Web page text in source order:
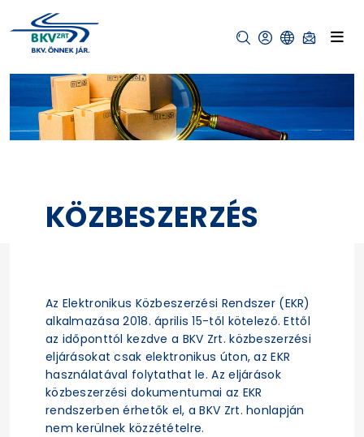
KÖZBESZERZÉS
Az Elektronikus Közbeszerzési Rendszer (EKR)
alkalmazása 2018. április 15-től kötelező. Ettől
az időponttól kezdve a BKV Zrt. közbeszerzési
eljárásokat csak elektronikus úton, az EKR
használatával folytathat le. Az eljárások
közbeszerzési dokumentumai az EKR
rendszerben érhetők el, a BKV Zrt. honlapján
nem kerülnek közzétételre.